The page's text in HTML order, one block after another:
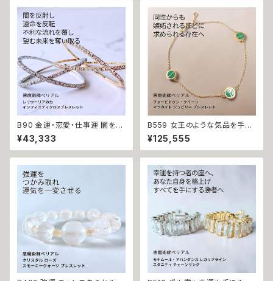
トーン10金 さくら チェリー 魔術
強力 悪魔術 黒魔術 おまじない
呪 本物 魔術師 金運 財運 収入
アップ 臨時収入 略奪 ライバル
縁結び お守り 開運
倫 ライバル 三角関係 ペンダン
ト 強力 排除 略奪愛 成就
B90 金運・恋愛・仕事運 闇を反
射し魔力を倍増させる レリウー
リアの力 インフィニティクロス
ビジュー ブレスレット バングル
ヤモンド 成就 お守り 叶う 好転
おまじない 本物 フリーサイズ
サバト 魔術 強力 貧困脱出
¥43,333
B559 女王のような気品を手に
する フォービドゥン・クイーン L
OVE マラカイト ジュビリー ブレ
スレット K10 女王の恋愛魔術
魔術 悪魔術師 べリアル 願望成
就 アクセサリー ブレスレット 魔
術 強力 悪魔術 黒魔術 おまじ
成就 略奪 ライバル 縁結び お守
り 開運
¥125,555